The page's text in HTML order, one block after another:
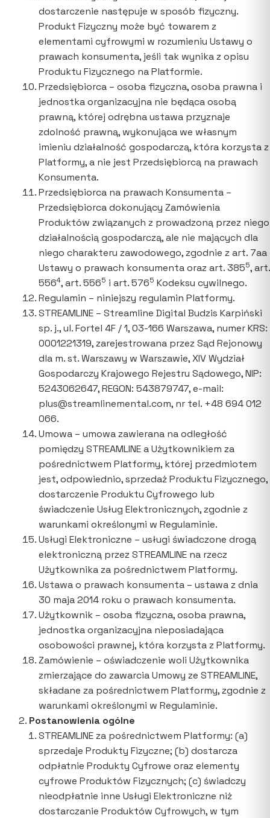
dostarczenie następuje w sposób fizyczny.
Produkt Fizyczny może być towarem z
elementami cyfrowymi w rozumieniu Ustawy o
prawach konsumenta, jeśli tak wynika z opisu
Produktu Fizycznego na Platformie.
Przedsiębiorca – osoba fizyczna, osoba prawna i
jednostka organizacyjna nie będąca osobą
prawną, której odrębna ustawa przyznaje
zdolność prawną, wykonująca we własnym
imieniu działalność gospodarczą, która korzysta z
Platformy, a nie jest Przedsiębiorcą na prawach
Konsumenta.
Przedsiębiorca na prawach Konsumenta –
Przedsiębiorca dokonujący Zamówienia
Produktów związanych z prowadzoną przez niego
działalnością gospodarczą, ale nie mających dla
niego charakteru zawodowego, zgodnie z art. 7aa
Ustawy o prawach konsumenta oraz art. 3855, art.
5564, art. 5565 i art. 5765 Kodeksu cywilnego.
Regulamin – niniejszy regulamin Platformy.
STREAMLINE – Streamline Digital Budzis Karpiński
sp. j., ul. Fortel 4F / 1, 03-166 Warszawa, numer KRS:
0001221319, zarejestrowana przez Sąd Rejonowy
dla m. st. Warszawy w Warszawie, XIV Wydział
Gospodarczy Krajowego Rejestru Sądowego, NIP:
5243062647, REGON: 543879747, e-mail:
plus@streamlinemental.com, nr tel. +48 694 012
066.
Umowa – umowa zawierana na odległość
pomiędzy STREAMLINE a Użytkownikiem za
pośrednictwem Platformy, której przedmiotem
jest, odpowiednio, sprzedaż Produktu Fizycznego,
dostarczenie Produktu Cyfrowego lub
świadczenie Usług Elektronicznych, zgodnie z
warunkami określonymi w Regulaminie.
Usługi Elektroniczne – usługi świadczone drogą
elektroniczną przez STREAMLINE na rzecz
Użytkownika za pośrednictwem Platformy.
Ustawa o prawach konsumenta – ustawa z dnia
30 maja 2014 roku o prawach konsumenta.
Użytkownik – osoba fizyczna, osoba prawna,
jednostka organizacyjna nieposiadająca
osobowości prawnej, która korzysta z Platformy.
Zamówienie – oświadczenie woli Użytkownika
zmierzające do zawarcia Umowy ze STREAMLINE,
składane za pośrednictwem Platformy, zgodnie z
warunkami określonymi w Regulaminie.
Postanowienia ogólne
STREAMLINE za pośrednictwem Platformy: (a)
sprzedaje Produkty Fizyczne; (b) dostarcza
odpłatnie Produkty Cyfrowe oraz elementy
cyfrowe Produktów Fizycznych; (c) świadczy
nieodpłatnie inne Usługi Elektroniczne niż
dostarczanie Produktów Cyfrowych, w tym